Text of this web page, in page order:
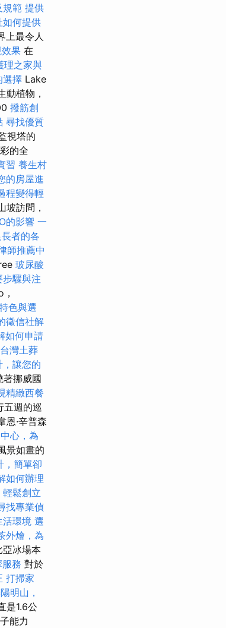
規範 提供
如何提供
上最令人
果 在
理之家與
選擇 Lake
動植物，
撥筋創
尋找優質
視塔的
的全
習 養生村
的房屋進
程變得輕
坡訪問，
的影響 一
者的各
師推薦中
玻尿酸
驟與注
色與選
徵信社解
如何申請
台灣土葬
讓您的
著挪威國
精緻西餐
五週的巡
恩·辛普森
心，為
景如畫的
，簡單卻
如何辦理
輕鬆創立
找專業偵
環境 選
外燴，為
亞冰場本
務 對於
打掃家
明山，
是1.6公
能力